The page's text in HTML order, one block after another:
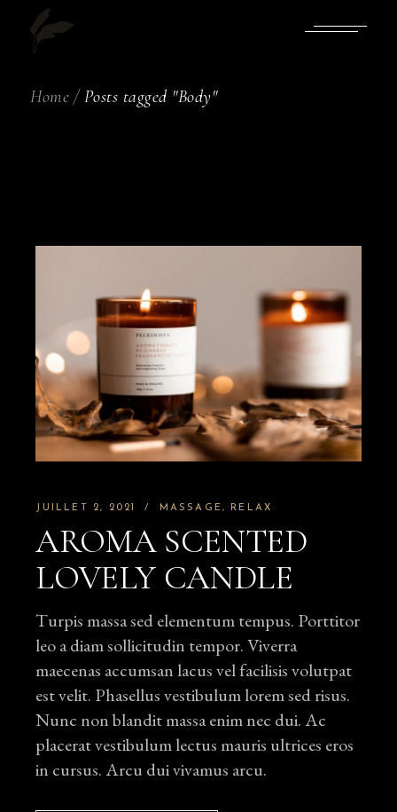
content
Home Posts tagged "Body"
JUILLET 2, 2021 MASSAGE RELAX
AROMA SCENTED
LOVELY CANDLE
Turpis massa sed elementum tempus. Porttitor
leo a diam sollicitudin tempor. Viverra
maecenas accumsan lacus vel facilisis volutpat
est velit. Phasellus vestibulum lorem sed risus.
Nunc non blandit massa enim nec dui. Ac
placerat vestibulum lectus mauris ultrices eros
in cursus. Arcu dui vivamus arcu.